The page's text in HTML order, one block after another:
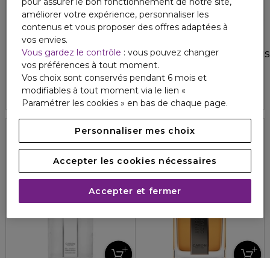
CARON
POUR UN HOMME
Déodorant
49,60 € 4.9 24
AIMEZ MOI COMME JE SUIS
Eau de toilette recharge
118,00 € 5 5
Rechargeable
améliorer votre expérience, personnaliser les
contenus et vous proposer des offres adaptées à
vos envies.
Vous gardez le contrôle : vous pouvez changer
vos préférences à tout moment.
Vos choix sont conservés pendant 6 mois et
modifiables à tout moment via le lien «
Paramétrer les cookies » en bas de chaque page.
Personnaliser mes choix
Accepter les cookies nécessaires
Accepter et fermer